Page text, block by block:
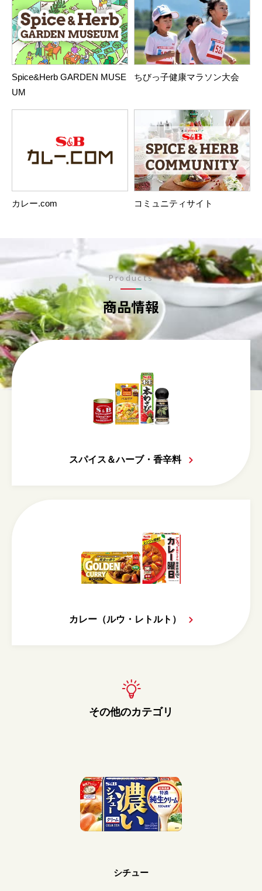
Spice&Herb GARDEN MUSE
UM
ちびっ子健康マラソン大会
カレー.com コミュニティサイト
商品情報
Products
スパイス＆ハーブ・香辛料
カレー（ルウ・レトルト）
その他のカテゴリ
シチュー